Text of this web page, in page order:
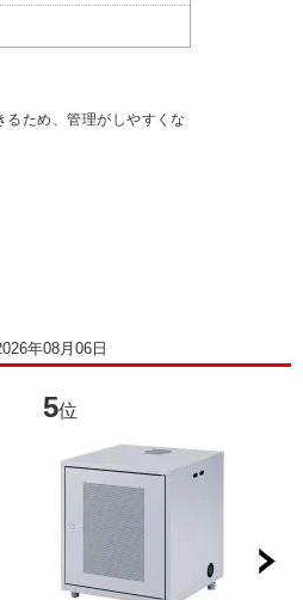
ため、管理がしやすくな
年08月06日
5位